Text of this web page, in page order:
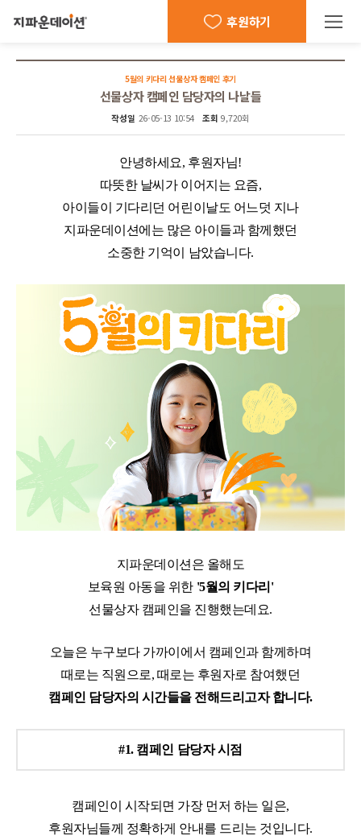
후원하기
5월의 키다리 선물상자 캠페인 후기
선물상자 캠페인 담당자의 나날들
작성일 26-05-13 10:54 조회 9,720회
안녕하세요, 후원자님!
따뜻한 날씨가 이어지는 요즘,
아이들이 기다리던 어린이날도 어느덧 지나
지파운데이션에는 많은 아이들과 함께했던
소중한 기억이 남았습니다.
지파운데이션은 올해도
보육원 아동을 위한 '5월의 키다리'
선물상자 캠페인을 진행했는데요.
오늘은 누구보다 가까이에서 캠페인과 함께하며
때로는 직원으로, 때로는 후원자로 참여했던
캠페인 담당자의 시간들을 전해드리고자 합니다.
#1. 캠페인 담당자 시점
캠페인이 시작되면 가장 먼저 하는 일은,
후원자님들께 정확하게 안내를 드리는 것입니다.